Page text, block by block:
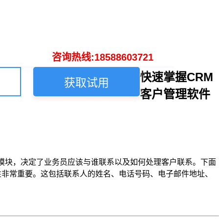
咨询热线:18588603721
获取试用
快速掌握CRM
客户管理软件
，决定了业务员应该与谁联系以及如何处理客户联系。下面
常重要。这包括联系人的姓名、电话号码、电子邮件地址、